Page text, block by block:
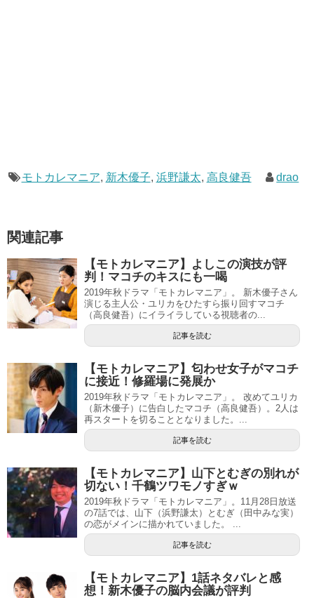
モトカレマニア, 新木優子, 浜野謙太, 高良健吾 drao
関連記事
【モトカレマニア】よしこの演技が評
判！マコチのキスにも一喝
2019年秋ドラマ「モトカレマニア」。 新木優子さん
演じる主人公・ユリカをひたすら振り回すマコチ
（高良健吾）にイライラしている視聴者の...
記事を読む
【モトカレマニア】匂わせ女子がマコチ
に接近！修羅場に発展か
2019年秋ドラマ「モトカレマニア」。 改めてユリカ
（新木優子）に告白したマコチ（高良健吾）。2人は
再スタートを切ることとなりました。...
記事を読む
【モトカレマニア】山下とむぎの別れが
切ない！千鶴ツワモノすぎｗ
2019年秋ドラマ「モトカレマニア」。11月28日放送
の7話では、山下（浜野謙太）とむぎ（田中みな実）
の恋がメインに描かれていました。 ...
記事を読む
【モトカレマニア】1話ネタバレと感
想！新木優子の脳内会議が評判